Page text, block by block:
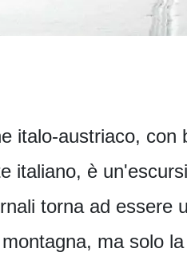
italo-austriaco, con
italiano, è
torna ad essere
ma solo